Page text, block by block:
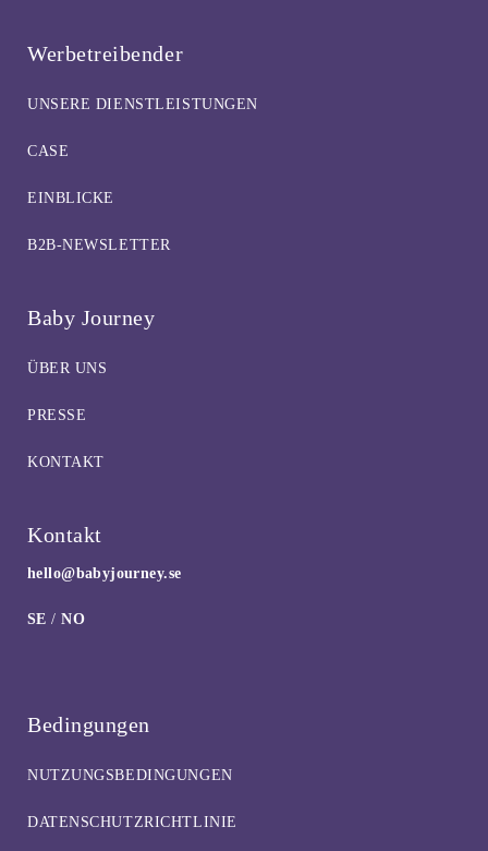
Werbetreibender
UNSERE DIENSTLEISTUNGEN
CASE
EINBLICKE
B2B-NEWSLETTER
Baby Journey
ÜBER UNS
PRESSE
KONTAKT
Kontakt
hello@babyjourney.se
SE /NO
Bedingungen
NUTZUNGSBEDINGUNGEN
DATENSCHUTZRICHTLINIE